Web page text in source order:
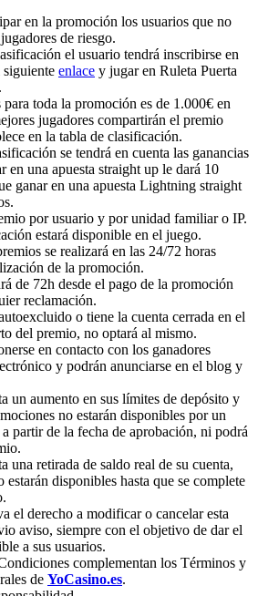
en la promoción los usuarios que no
de riesgo.
el usuario tendrá inscribirse en
enlace y jugar en Ruleta Puerta
toda la promoción es de 1.000€ en
jugadores compartirán el premio
en la tabla de clasificación.
se tendrá en cuenta las ganancias
en una apuesta straight up le dará 10
ganar en una apuesta Lightning straight
por usuario y por unidad familiar o IP.
estará disponible en el juego.
se realizará en las 24/72 horas
de la promoción.
de 72h desde el pago de la promoción
reclamación.
o tiene la cuenta cerrada en el
del premio, no optará al mismo.
en contacto con los ganadores
y podrán anunciarse en el blog y
un aumento en sus límites de depósito y
no estarán disponibles por un
partir de la fecha de aprobación, ni podrá
una retirada de saldo real de su cuenta,
estarán disponibles hasta que se complete
el derecho a modificar o cancelar esta
aviso, siempre con el objetivo de dar el
a sus usuarios.
complementan los Términos y
de YoCasino.es.